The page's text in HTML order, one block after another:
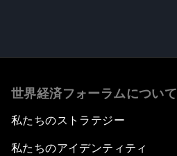
世界経済フォーラムについて
私たちのストラテジー
私たちのアイデンティティ